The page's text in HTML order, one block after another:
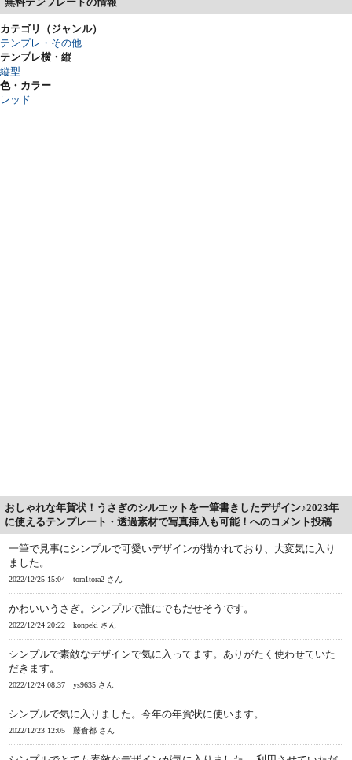
カテゴリ（ジャンル）
テンプレ・その他
テンプレ横・縦
縦型
色・カラー
レッド
おしゃれな年賀状！うさぎのシルエットを一筆書きしたデザイン♪2023年
に使えるテンプレート・透過素材で写真挿入も可能！へのコメント投稿
一筆で見事にシンプルで可愛いデザインが描かれており、大変気に入り
ました。
2022/12/25 15:04 tora1tora2 さん
かわいいうさぎ。シンプルで誰にでもだせそうです。
2022/12/24 20:22 konpeki さん
シンプルで素敵なデザインで気に入ってます。ありがたく使わせていた
だきます。
2022/12/24 08:37 ys9635 さん
シンプルで気に入りました。今年の年賀状に使います。
2022/12/23 12:05 藤倉都 さん